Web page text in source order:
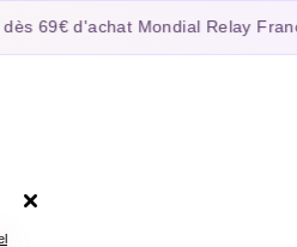
d'achat Mondial Relay France